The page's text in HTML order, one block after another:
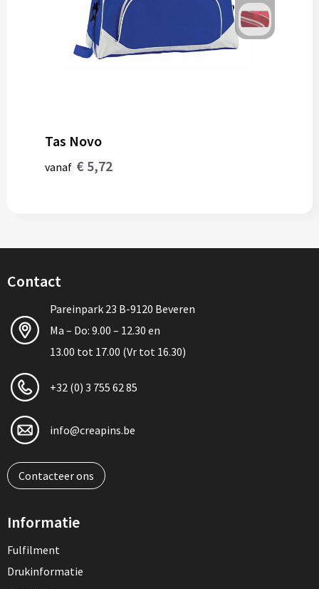
Tas Novo
vanaf € 5,72
Contact
Pareinpark 23 B-9120 Beveren
Ma – Do: 9.00 – 12.30 en
13.00 tot 17.00 (Vr tot 16.30)
+32 (0) 3 755 62 85
info@creapins.be
Contacteer ons
Informatie
Fulfilment
Drukinformatie